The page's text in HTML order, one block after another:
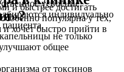
усвоение.
индивидуально
пациента.
капельницы не только
общее
от токсинов
и быстрее достигать
популярна у тех,
хочет быстро прийти в